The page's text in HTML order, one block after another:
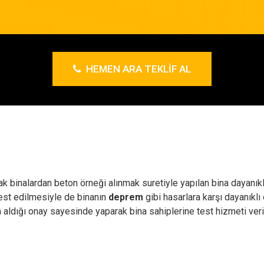
HEMEN ARA TEKLIF AL
binalardan beton örneği alınmak suretiyle yapılan bina
edilmesiyle de binanın deprem gibi hasarlara karşı
aldığı onay sayesinde yaparak bina sahiplerine test hizmeti